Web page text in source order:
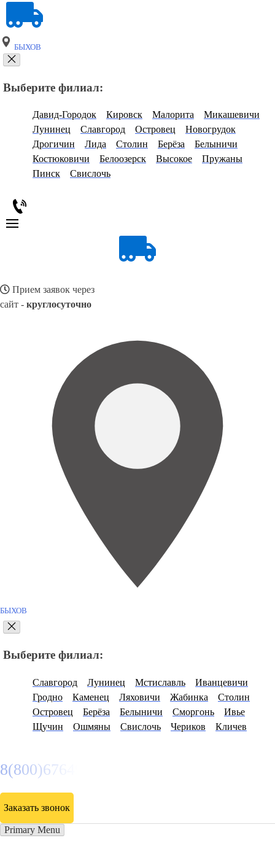
БЫХОВ
Выберите филиал:
Давид-Городок Кировск Малорита
Микашевичи
Лунинец
Славгород Островец
Новогрудок
Дрогичин
Лида Столин Берёза
Белыничи
Костюковичи
Белоозерск Высокое
Пружаны
Пинск
Свислочь
Прием заявок через
сайт - круглосуточно
БЫХОВ
Выберите филиал:
Славгород Лунинец Мстиславль
Иванцевичи
Гродно
Каменец Ляховичи Жабинка
Столин
Островец
Берёза Белыничи Сморгонь
Ивье
Щучин
Ошмяны Свислочь Чериков Кличев
8(800)6764935
Заказать звонок
Primary Menu